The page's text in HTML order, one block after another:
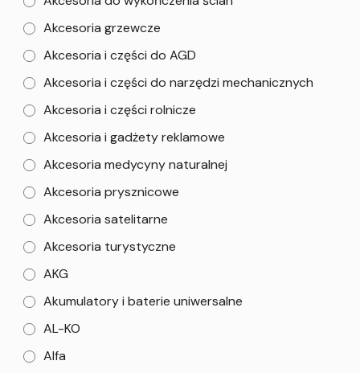
Akcesoria grzewcze
Akcesoria i części do AGD
Akcesoria i części do narzędzi mechanicznych
Akcesoria i części rolnicze
Akcesoria i gadżety reklamowe
Akcesoria medycyny naturalnej
Akcesoria prysznicowe
Akcesoria satelitarne
Akcesoria turystyczne
AKG
Akumulatory i baterie uniwersalne
AL-KO
Alfa